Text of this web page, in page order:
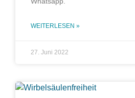
WEITERLESEN »
27. Juni 2022